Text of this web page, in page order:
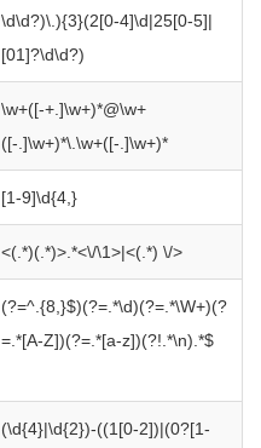
\d\d?)\.){3}(2[0-4]\d|25[0-5]|
[01]?\d\d?)
\w+([-+.]\w+)*@\w+
([-.]\w+)*\.\w+([-.]\w+)*
[1-9]\d{4,}
<(.*)(.*)>.*<\/\1>|<(.*) \/>
(?=^.{8,}$)(?=.*\d)(?=.*\W+)(?
=.*[A-Z])(?=.*[a-z])(?!.*\n).*$
(\d{4}|\d{2})-((1[0-2])|(0?[1-